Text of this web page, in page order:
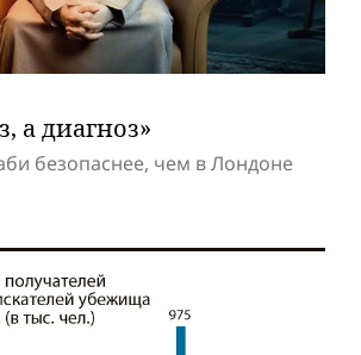
а диагноз»
безопаснее, чем в Лондоне